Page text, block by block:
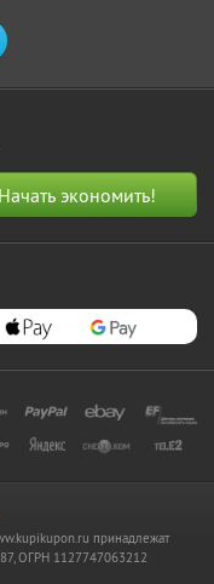
принадлежат
ОГРН 1127747063212